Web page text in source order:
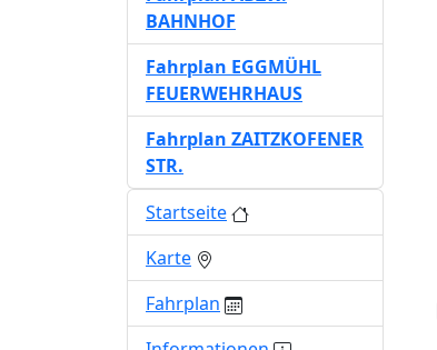
BAHNHOF
Fahrplan EGGMÜHL
FEUERWEHRHAUS
Fahrplan ZAITZKOFENER
STR.
Startseite
Karte
Fahrplan